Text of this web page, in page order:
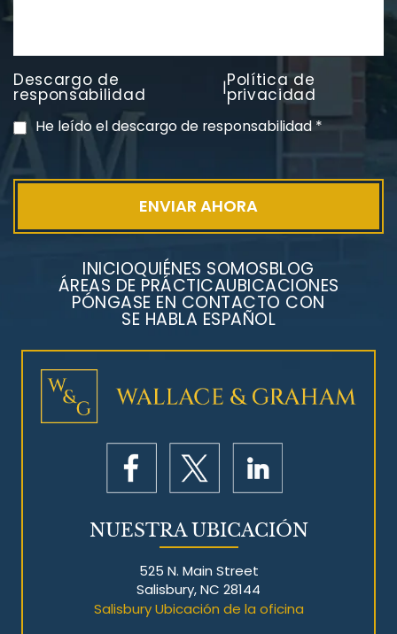
PVC Cloruro de polivinilo
Exposición
Descargo de
responsabilidad |Política de
privacidad
He leído el descargo de responsabilidad*
INICIOQUIÉNES SOMOSBLOG
ÁREAS DE PRÁCTICAUBICACIONES
PÓNGASE EN CONTACTO CON
SE HABLA ESPAÑOL
NUESTRA UBICACIÓN
525 N. Main Street
Salisbury, NC 28144
Salisbury Ubicación de la oficina